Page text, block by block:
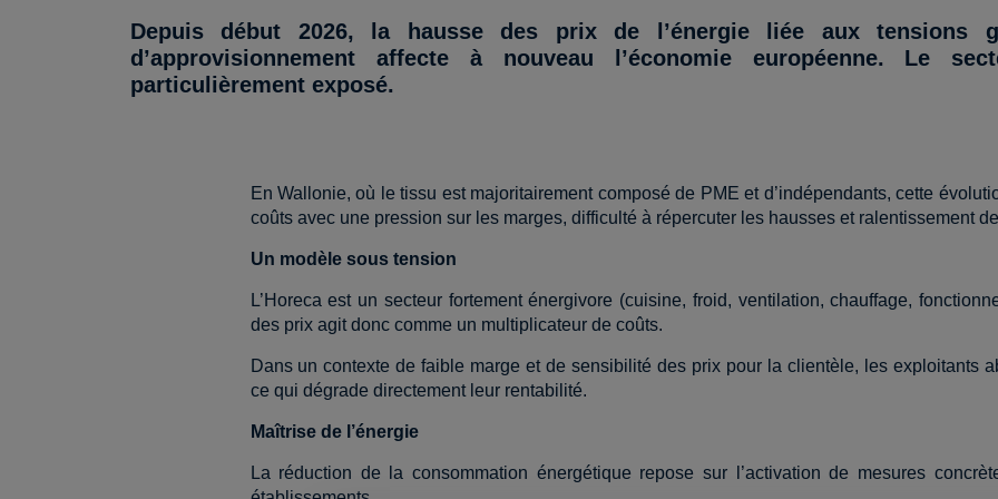
Depuis début 2026, la hausse des prix de l’énergie liée aux tensions
d’approvisionnement affecte à nouveau l’économie européenne. Le
particulièrement exposé.
En Wallonie, où le tissu est majoritairement composé de PME et d’indépendants, cette
coûts avec une pression sur les marges, difficulté à répercuter les hausses et ralentissement
Un modèle sous tension
L’Horeca est un secteur fortement énergivore (cuisine, froid, ventilation, chauffage,
des prix agit donc comme un multiplicateur de coûts.
Dans un contexte de faible marge et de sensibilité des prix pour la clientèle, les exploitants
ce qui dégrade directement leur rentabilité.
Maîtrise de l’énergie
La réduction de la consommation énergétique repose sur l’activation de mesures